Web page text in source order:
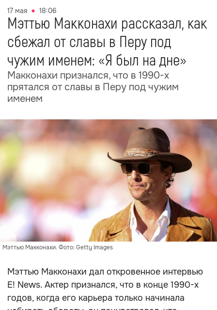
17 мая 18:06
Мэттью Макконахи рассказал, как
сбежал от славы в Перу под
чужим именем: «Я был на дне»
Макконахи признался, что в 1990-х
прятался от славы в Перу под чужим
именем
Мэттью Макконахи. Фото: Getty Images
Мэттью Макконахи дал откровенное интервью
E! News. Актер признался, что в конце 1990-х
годов, когда его карьера только начинала